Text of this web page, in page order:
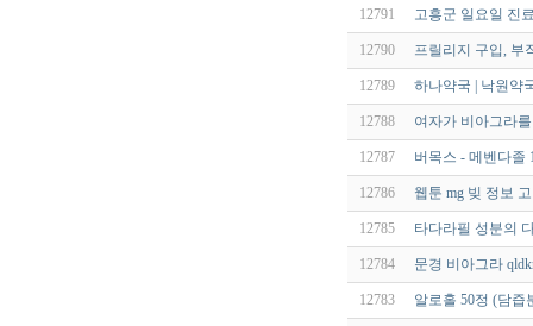
12791 고흥군 일요일 진
12790 프릴리지 구입, 부
12789 하나약국 | 낙원약
12788 여자가 비아그라
12787 버목스 - 메벤다졸
12786 웹툰 mg 빚 정보
12785 타다라필 성분의
12784 문경 비아그라
12783 알로홀 50정 (담